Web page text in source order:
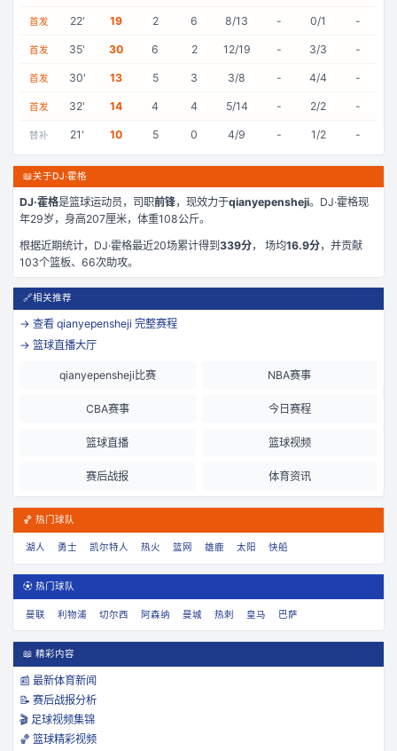
首发 22' 19 2 6 8/13 - 0/1 -
首发 35' 30 6 2 12/19 - 3/3 -
首发 30' 13 5 3 3/8 - 4/4 -
首发 32' 14 4 4 5/14 - 2/2 -
替补 21' 10 5 0 4/9 - 1/2 -
📖关于DJ·霍格
DJ·霍格是篮球运动员，司职前锋，现效力于qianyepensheji。 DJ·霍格现
年29岁 ，身高207厘米，体重108公斤。
根据近期统计， DJ·霍格最近20场累计得到339分， 场均16.9分，并贡献
103个篮板、 66次助攻。
🔗相关推荐
→ 查看 qianyepensheji 完整赛程
→ 篮球直播大厅
qianyepensheji比赛 NBA赛事
CBA赛事 今日赛程
篮球直播 篮球视频
赛后战报 体育资讯
🏀 热门球队
湖人 勇士 凯尔特人 热火 篮网 雄鹿 太阳 快船
⚽ 热门球队
曼联 利物浦 切尔西 阿森纳 曼城 热刺 皇马 巴萨
📖 精彩内容
📰 最新体育新闻
📝 赛后战报分析
🎬 足球视频集锦
🏀 篮球精彩视频